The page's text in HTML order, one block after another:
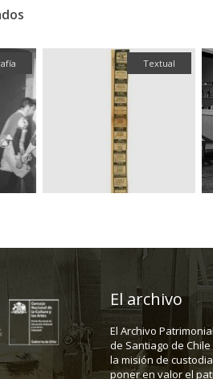
Textual
El archivo
El Archivo
de Santiago de
la misión de
poner en valor el